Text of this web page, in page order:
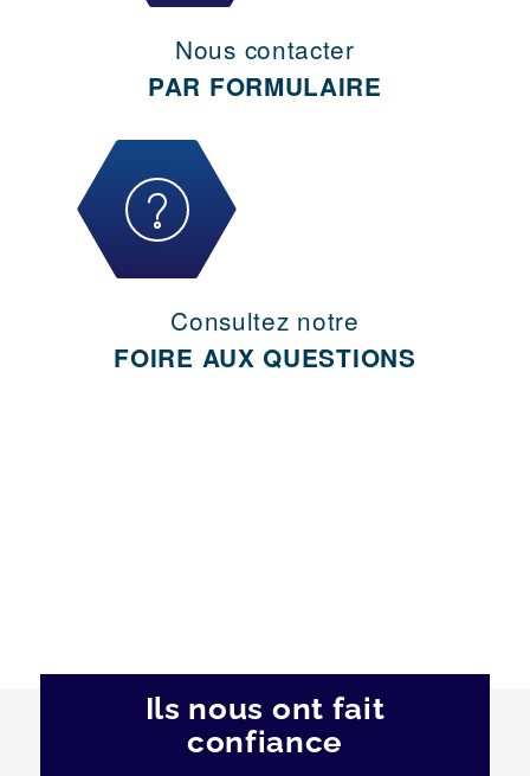
Nous contacter
PAR FORMULAIRE
Consultez notre
FOIRE AUX QUESTIONS
Ils nous ont fait
confiance